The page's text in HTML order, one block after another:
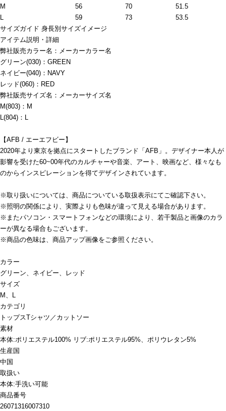
M
56 70
51.5
L
59 73
53.5
サイズガイド 身長別サイズイメージ
アイテム説明・詳細
弊社販売カラー名：メーカーカラー名
グリーン(030)：GREEN
ネイビー(040)：NAVY
レッド(060)：RED
弊社販売サイズ名：メーカーサイズ名
M(803)：M
L(804)：L
【AFB / エーエフビー】
2020年より東京を拠点にスタートしたブランド「AFB」。デザイナー本人が
影響を受けた60~00年代のカルチャーや音楽、アート、映画など、様々なも
のからインスピレーションを得てデザインされています。
※取り扱いについては、商品についている取扱表示にてご確認下さい。
※照明の関係により、実際よりも色味が違って見える場合があります。
※またパソコン・スマートフォンなどの環境により、若干製品と画像のカラ
ーが異なる場合もございます。
※商品の色味は、商品アップ画像をご参照ください。
カラー
グリーン、ネイビー、レッド
サイズ
M、L
カテゴリ
トップスTシャツ／カットソー
素材
本体:ポリエステル100% リブ:ポリエステル95%、ポリウレタン5%
生産国
中国
取扱い
本体:手洗い可能
商品番号
26071316007310